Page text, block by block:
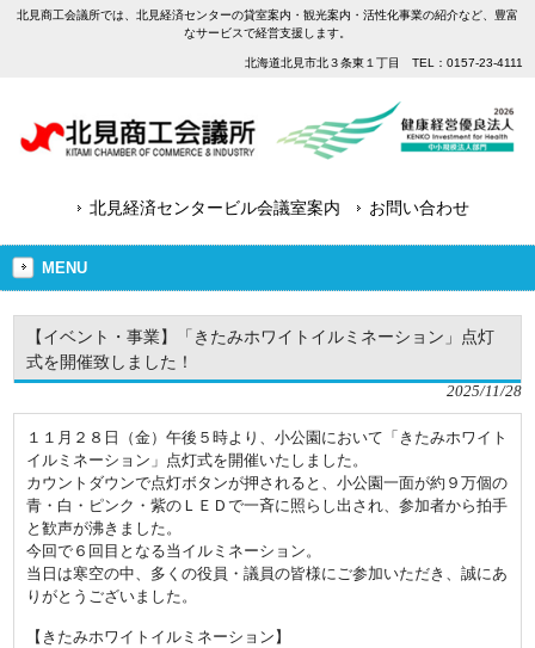
北見商工会議所では、北見経済センターの貸室案内・観光案内・活性化事業の紹介など、豊富
なサービスで経営支援します。
北海道北見市北３条東１丁目 TEL：0157-23-4111
北見経済センタービル会議室案内 お問い合わせ
MENU
【イベント・事業】「きたみホワイトイルミネーション」点灯
式を開催致しました！
2025/11/28
１１月２８日（金）午後５時より、小公園において「きたみホワイト
イルミネーション」点灯式を開催いたしました。
カウントダウンで点灯ボタンが押されると、小公園一面が約９万個の
青・白・ピンク・紫のＬＥＤで一斉に照らし出され、参加者から拍手
と歓声が沸きました。
今回で６回目となる当イルミネーション。
当日は寒空の中、多くの役員・議員の皆様にご参加いただき、誠にあ
りがとうございました。
【きたみホワイトイルミネーション】